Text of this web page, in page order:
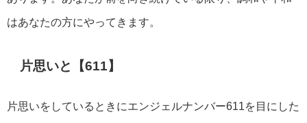
はあなたの方にやってきます。
片思いと【611】
片思いをしているときにエンジェルナンバー611を目にした